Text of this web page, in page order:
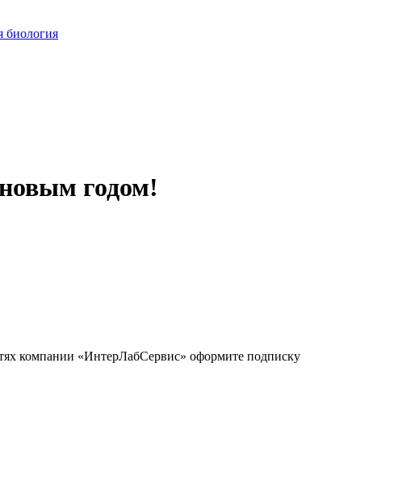
биология
годом!
компании «ИнтерЛабСервис» оформите подписку